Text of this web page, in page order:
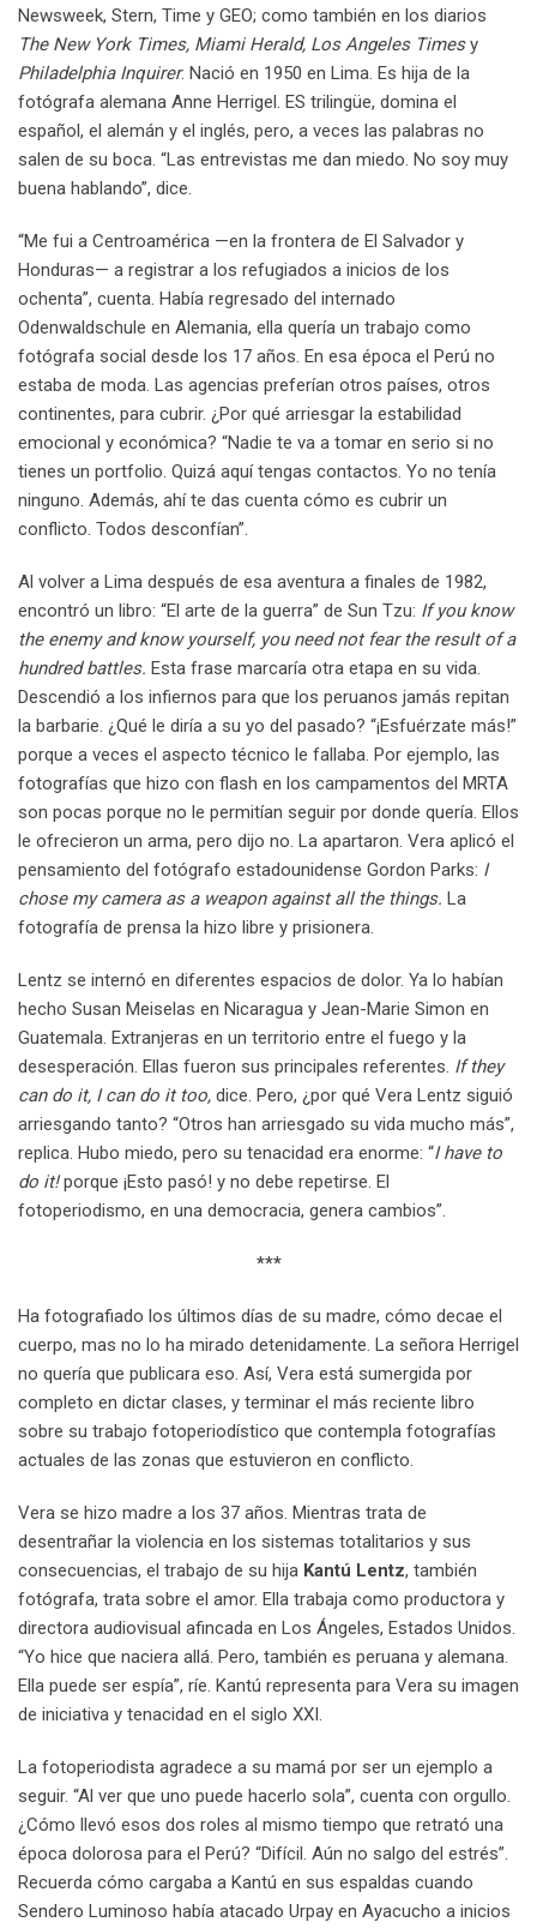
Newsweek, Stern, Time y GEO; como también en los diarios
The New York Times, Miami Herald, Los Angeles Timesy
Philadelphia Inquirer. Nació en 1950 en Lima. Es hija de la
fotógrafa alemana Anne Herrigel. ES trilingüe, domina el
español, el alemán y el inglés, pero, a veces las palabras no
salen de su boca. “Las entrevistas me dan miedo. No soy muy
buena hablando”, dice.
“Me fui a Centroamérica —en la frontera de El Salvador y
Honduras— a registrar a los refugiados a inicios de los
ochenta”, cuenta. Había regresado del internado
Odenwaldschule en Alemania, ella quería un trabajo como
fotógrafa social desde los 17 años. En esa época el Perú no
estaba de moda. Las agencias preferían otros países, otros
continentes, para cubrir. ¿Por qué arriesgar la estabilidad
emocional y económica? “Nadie te va a tomar en serio si no
tienes un portfolio. Quizá aquí tengas contactos. Yo no tenía
ninguno. Además, ahí te das cuenta cómo es cubrir un
conflicto. Todos desconfían”.
Al volver a Lima después de esa aventura a finales de 1982,
encontró un libro: “El arte de la guerra” de Sun Tzu: If you know
the enemy and know yourself, you need not fear the result of a
hundred battles. Esta frase marcaría otra etapa en su vida.
Descendió a los infiernos para que los peruanos jamás repitan
la barbarie. ¿Qué le diría a su yo del pasado? “¡Esfuérzate más!”
porque a veces el aspecto técnico le fallaba. Por ejemplo, las
fotografías que hizo con flash en los campamentos del MRTA
son pocas porque no le permitían seguir por donde quería. Ellos
le ofrecieron un arma, pero dijo no. La apartaron. Vera aplicó el
pensamiento del fotógrafo estadounidense Gordon Parks: I
chose my camera as a weapon against all the things. La
fotografía de prensa la hizo libre y prisionera.
Lentz se internó en diferentes espacios de dolor. Ya lo habían
hecho Susan Meiselas en Nicaragua y Jean-Marie Simon en
Guatemala. Extranjeras en un territorio entre el fuego y la
desesperación. Ellas fueron sus principales referentes. If they
can do it, I can do it too, dice. Pero, ¿por qué Vera Lentz siguió
arriesgando tanto? “Otros han arriesgado su vida mucho más”,
replica. Hubo miedo, pero su tenacidad era enorme: “I have to
do it!porque ¡Esto pasó! y no debe repetirse. El
fotoperiodismo, en una democracia, genera cambios”.
***
Ha fotografiado los últimos días de su madre, cómo decae el
cuerpo, mas no lo ha mirado detenidamente. La señora Herrigel
no quería que publicara eso. Así, Vera está sumergida por
completo en dictar clases, y terminar el más reciente libro
sobre su trabajo fotoperiodístico que contempla fotografías
actuales de las zonas que estuvieron en conflicto.
Vera se hizo madre a los 37 años. Mientras trata de
desentrañar la violencia en los sistemas totalitarios y sus
consecuencias, el trabajo de su hija Kantú Lentz, también
fotógrafa, trata sobre el amor. Ella trabaja como productora y
directora audiovisual afincada en Los Ángeles, Estados Unidos.
“Yo hice que naciera allá. Pero, también es peruana y alemana.
Ella puede ser espía”, ríe. Kantú representa para Vera su imagen
de iniciativa y tenacidad en el siglo XXI.
La fotoperiodista agradece a su mamá por ser un ejemplo a
seguir. “Al ver que uno puede hacerlo sola”, cuenta con orgullo.
¿Cómo llevó esos dos roles al mismo tiempo que retrató una
época dolorosa para el Perú? “Difícil. Aún no salgo del estrés”.
Recuerda cómo cargaba a Kantú en sus espaldas cuando
Sendero Luminoso había atacado Urpay en Ayacucho a inicios